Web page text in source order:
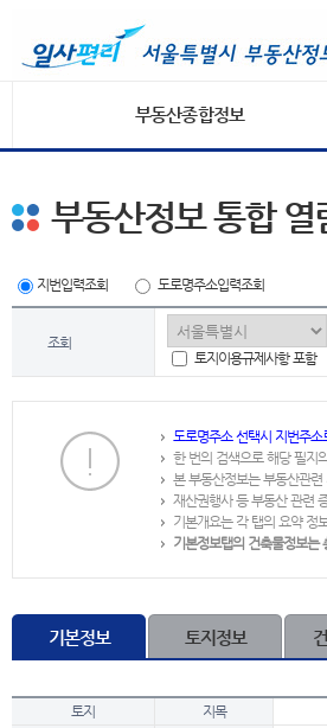
부동산종합정보
부동산정보 통합 열
지번입력조회 도로명주소입력조회
조회
토지이용규제사항 포함
도로명주소 선택시 지번주
한 번의 검색으로 해당 필지
본 부동산정보는 부동산관
재산권행사 등 부동산 관련
기본개요는 각 탭의 요약 정
기본정보탭의 건축물정보는
기본정보 토지정보
토지 지목